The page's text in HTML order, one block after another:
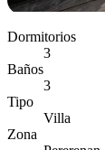
Dormitorios
3
Baños
3
Tipo
Villa
Zona